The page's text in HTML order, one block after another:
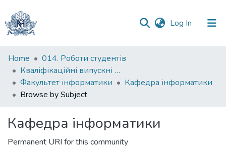
Log In (current)
Communities
&
Collections
All of DSpace
Home
014. Роботи студентів
Кваліфікаційні випускні роботи здобувачів вищої освіти бакалаврських програм
Факультет інформатики
Кафедра інформатики
Browse by Subject
Кафедра інформатики
Permanent URI for this community